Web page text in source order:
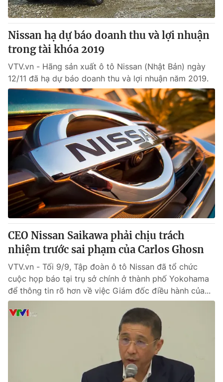
Nissan hạ dự báo doanh thu và lợi nhuận
trong tài khóa 2019
VTV.vn - Hãng sản xuất ô tô Nissan (Nhật Bản) ngày
12/11 đã hạ dự báo doanh thu và lợi nhuận năm 2019.
CEO Nissan Saikawa phải chịu trách
nhiệm trước sai phạm của Carlos Ghosn
VTV.vn - Tối 9/9, Tập đoàn ô tô Nissan đã tổ chức
cuộc họp báo tại trụ sở chính ở thành phố Yokohama
để thông tin rõ hơn về việc Giám đốc điều hành của...